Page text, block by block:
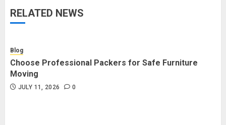
RELATED NEWS
Blog
Choose Professional Packers for Safe Furniture
Moving
JULY 11, 2026 0